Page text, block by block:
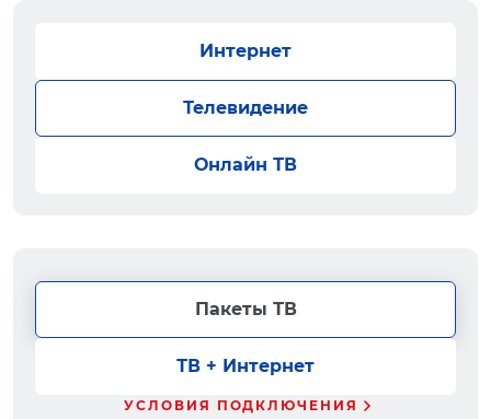
Интернет
Телевидение
Онлайн ТВ
Пакеты ТВ
ТВ + Интернет
УСЛОВИЯ ПОДКЛЮЧЕНИЯ